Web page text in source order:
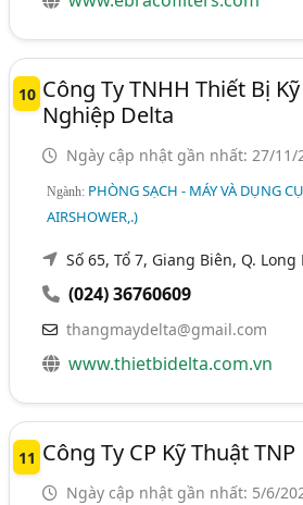
10 Công Ty TNHH Thiết Bị
Nghiệp Delta
Ngày cập nhật gần nhất: 27/11/
Ngành: PHÒNG SẠCH - MÁY VÀ DỤNG
AIRSHOWER,.)
Số 65, Tổ 7, Giang Biên, Q. Long
(024) 36760609
thangmaydelta@gmail.com
www.thietbidelta.com.vn
11 Công Ty CP Kỹ Thuật TNP
Ngày cập nhật gần nhất: 5/6/